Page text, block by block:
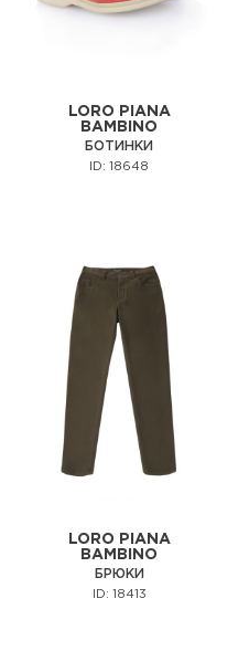
LORO PIANA
BAMBINO
БОТИНКИ
ID: 18648
LORO PIANA
BAMBINO
БРЮКИ
ID: 18413